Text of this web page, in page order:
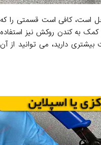
است، کافی است قسمتی را که
به کندن روکش نیز استفاده
بیشتری دارید، می توانید از آن